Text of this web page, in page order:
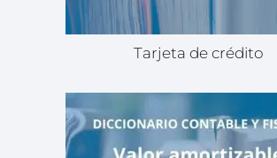
Tarjeta de crédito